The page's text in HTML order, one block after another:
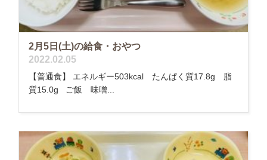
2月5日(土)の給食・おやつ
2022.02.05
【普通食】 エネルギー503kcal たんぱく質17.8g 脂
質15.0g ご飯 味噌...